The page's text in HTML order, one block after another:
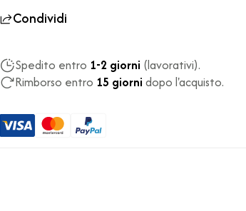
Condividi
Spedito entro 1-2 giorni (lavorativi).
Rimborso entro 15 giorni dopo l'acquisto.